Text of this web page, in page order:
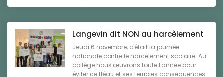
Langevin dit NON au harcèlement
Jeudi 6 novembre, c'était la journée
nationale contre le harcèlement scolaire. Au
collège nous œuvrons toute l'année pour
éviter ce fléau et ses terribles conséquences